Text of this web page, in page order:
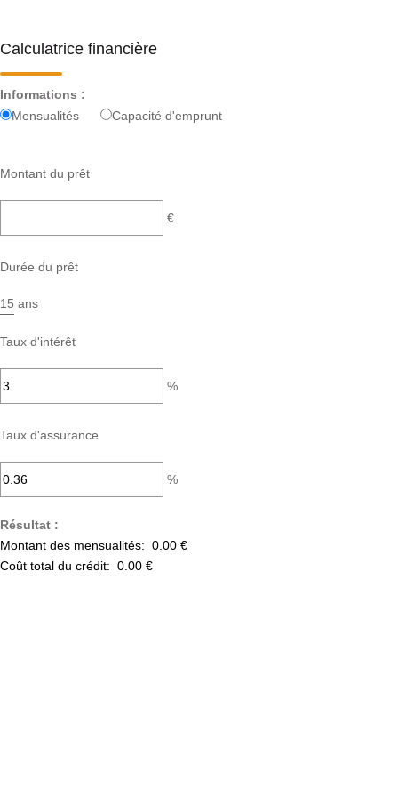
Calculatrice financière
Informations :
Mensualités
Capacité d'emprunt
Montant du prêt
€
Durée du prêt
ans
Taux d'intérêt
%
Taux d'assurance
%
Résultat :
Montant des mensualités: 0.00 €
Coût total du crédit: 0.00 €